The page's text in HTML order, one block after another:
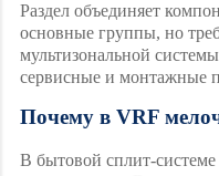
Раздел объединяет
основные группы, но
мультизональной
сервисные и монтажные
Почему в VRF
В бытовой сплит-системе